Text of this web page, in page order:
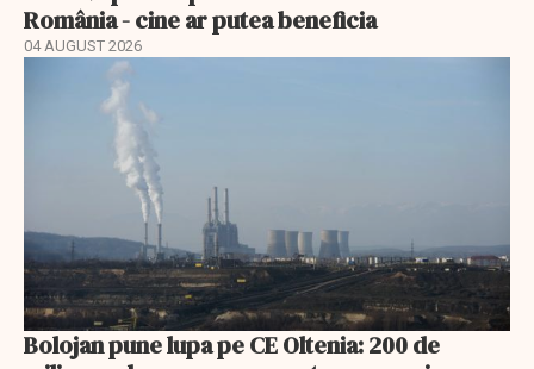
România - cine ar putea beneficia
04 AUGUST 2026
Bolojan pune lupa pe CE Oltenia: 200 de